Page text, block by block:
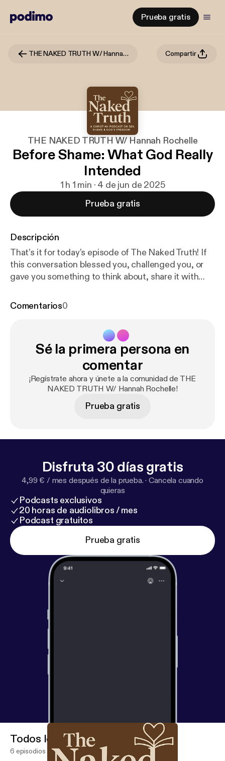
Prueba gratis
THE NAKED TRUTH W/ Hannah Rochelle Compartir
THE NAKED TRUTH W/ Hannah Rochelle
Before Shame: What God Really
Intended
1 h 1 min · 4 de jun de 2025
Prueba gratis
Descripción
That’s it for today’s episode of The Naked Truth! If
this conversation blessed you, challenged you, or
gave you something to think about, share it with
hit subscribe so you never miss a moment of truth
free, stay honest, and keep seeking The Naked
Truth.” Support the show
$HOLYHOTBOYS]
Comentarios0
Sé la primera persona en
comentar
¡Regístrate ahora y únete a la comunidad de THE
NAKED TRUTH W/ Hannah Rochelle!
Prueba gratis
Disfruta 30 días gratis
4,99 € / mes después de la prueba. ·Cancela cuando
quieras
Podcasts exclusivos
20 horas de audiolibros / mes
Podcast gratuitos
Prueba gratis
Todos los episodios
6 episodios